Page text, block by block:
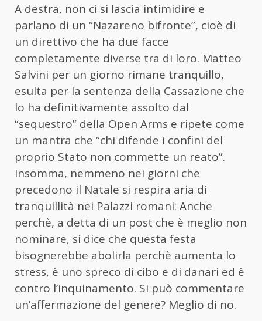
A destra, non ci si lascia intimidire e
parlano di un “Nazareno bifronte”, cioè di
un direttivo che ha due facce
completamente diverse tra di loro. Matteo
Salvini per un giorno rimane tranquillo,
esulta per la sentenza della Cassazione che
lo ha definitivamente assolto dal
“sequestro” della Open Arms e ripete come
un mantra che “chi difende i confini del
proprio Stato non commette un reato”.
Insomma, nemmeno nei giorni che
precedono il Natale si respira aria di
tranquillità nei Palazzi romani: Anche
perchè, a detta di un post che è meglio non
nominare, si dice che questa festa
bisognerebbe abolirla perchè aumenta lo
stress, è uno spreco di cibo e di danari ed è
contro l’inquinamento. Si può commentare
un’affermazione del genere? Meglio di no.